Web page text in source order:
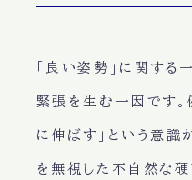
「良い姿勢」に関する
緊張を生む一因です。
に伸ばす」という意識
を無視した不自然な